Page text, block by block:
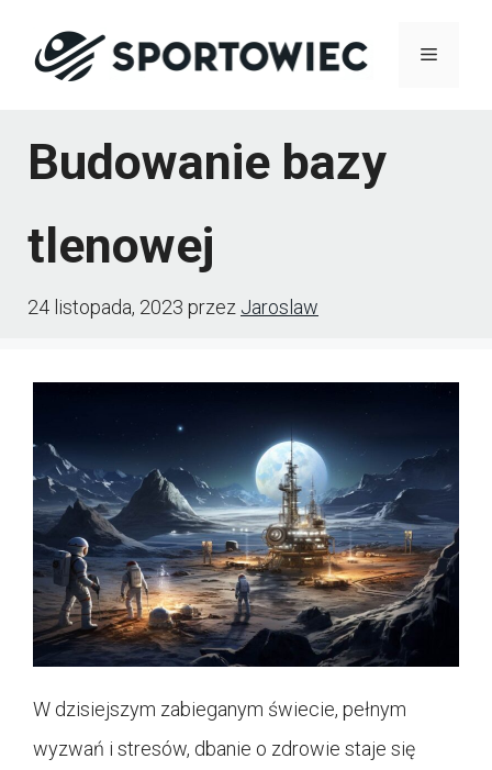
Menu
Budowanie bazy
tlenowej
24 listopada, 2023 przez Jaroslaw
W dzisiejszym zabieganym świecie, pełnym
wyzwań i stresów, dbanie o zdrowie staje się